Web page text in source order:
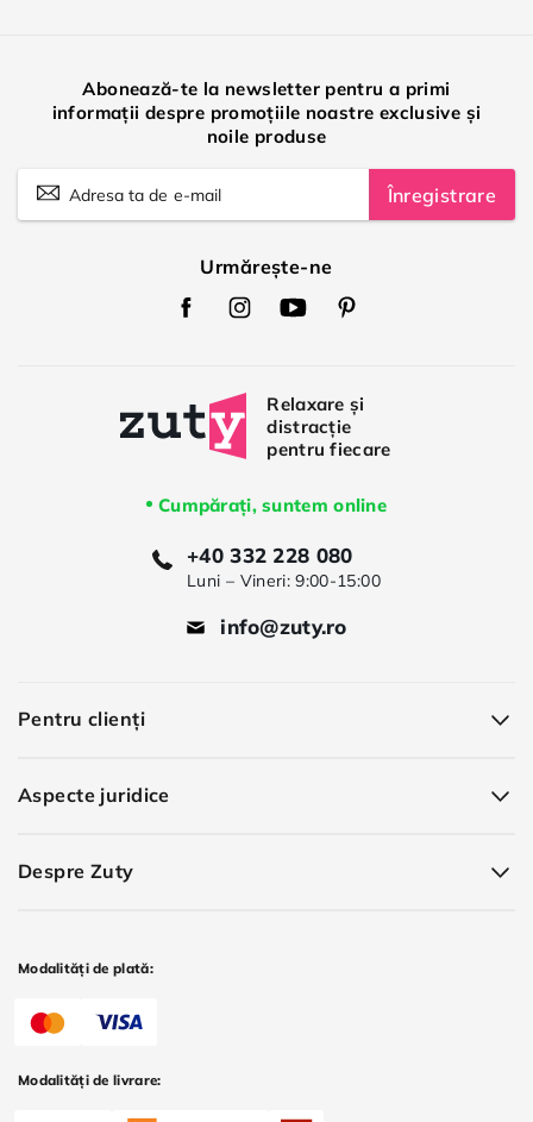
Abonează-te la newsletter pentru a primi
informații despre promoțiile noastre exclusive și
noile produse
Înregistrare
Urmărește-ne
Zuty
Facebook
Zuty
Instagram
Zuty
Youtube
Zuty
Pinterest
Cumpărați, suntem online
+40 332 228 080
Luni – Vineri: 9:00-15:00
info@zuty.ro
Pentru clienți
Aspecte juridice
Despre Zuty
Modalități de plată:
Modalități de livrare: